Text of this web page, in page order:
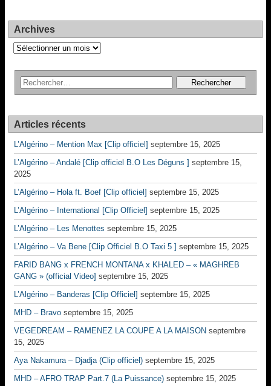
Archives
Archives
Articles récents
L’Algérino – Mention Max [Clip officiel] septembre 15, 2025
L’Algérino – Andalé [Clip officiel B.O Les Déguns ] septembre 15,
2025
L’Algérino – Hola ft. Boef [Clip officiel] septembre 15, 2025
L’Algérino – International [Clip Officiel] septembre 15, 2025
L’Algérino – Les Menottes septembre 15, 2025
L’Algérino – Va Bene [Clip Officiel B.O Taxi 5 ] septembre 15, 2025
FARID BANG x FRENCH MONTANA x KHALED – « MAGHREB
GANG » (official Video] septembre 15, 2025
L’Algérino – Banderas [Clip Officiel] septembre 15, 2025
MHD – Bravo septembre 15, 2025
VEGEDREAM – RAMENEZ LA COUPE A LA MAISON septembre
15, 2025
Aya Nakamura – Djadja (Clip officiel) septembre 15, 2025
MHD – AFRO TRAP Part.7 (La Puissance) septembre 15, 2025